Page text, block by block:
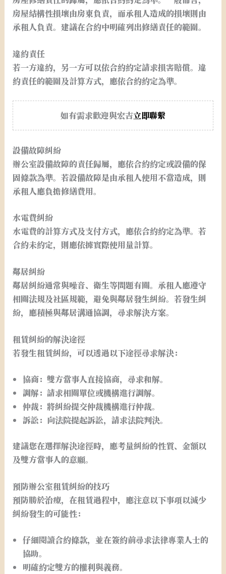
房屋結構性損壞由房東負責，而承租人造成的損壞則由
承租人負責。建議在合約中明確列出修繕責任的範圍。
違約責任
若一方違約，另一方可以依合約約定請求損害賠償。違
約責任的範圍及計算方式，應依合約約定為準。
如有需求歡迎與宏吉立即聯繫
設備故障糾紛
辦公室設備故障的責任歸屬，應依合約約定或設備的保
固條款為準。若設備故障是由承租人使用不當造成，則
承租人應負擔修繕費用。
水電費糾紛
水電費的計算方式及支付方式，應依合約約定為準。若
合約未約定，則應依據實際使用量計算。
鄰居糾紛
鄰居糾紛通常與噪音、衛生等問題有關。承租人應遵守
相關法規及社區規範，避免與鄰居發生糾紛。若發生糾
紛，應積極與鄰居溝通協調，尋求解決方案。
租賃糾紛的解決途徑
若發生租賃糾紛，可以透過以下途徑尋求解決：
協商：雙方當事人直接協商，尋求和解。
調解：請求相關單位或機構進行調解。
仲裁：將糾紛提交仲裁機構進行仲裁。
訴訟：向法院提起訴訟，請求法院判決。
建議您在選擇解決途徑時，應考量糾紛的性質、金額以
及雙方當事人的意願。
預防辦公室租賃糾紛的技巧
預防勝於治療，在租賃過程中，應注意以下事項以減少
糾紛發生的可能性：
仔細閱讀合約條款，並在簽約前尋求法律專業人士的
協助。
明確約定雙方的權利與義務。